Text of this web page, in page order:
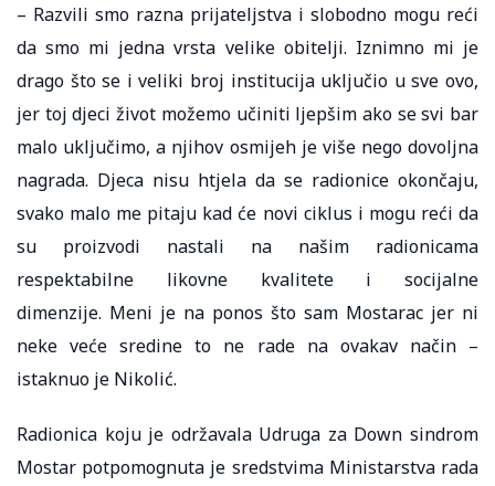
– Razvili smo razna prijateljstva i slobodno mogu reći
da smo mi jedna vrsta velike obitelji. Iznimno mi je
drago što se i veliki broj institucija uključio u sve ovo,
jer toj djeci život možemo učiniti ljepšim ako se svi bar
malo uključimo, a njihov osmijeh je više nego dovoljna
nagrada. Djeca nisu htjela da se radionice okončaju,
svako malo me pitaju kad će novi ciklus i mogu reći da
su proizvodi nastali na našim radionicama
respektabilne likovne kvalitete i socijalne
dimenzije. Meni je na ponos što sam Mostarac jer ni
neke veće sredine to ne rade na ovakav način –
istaknuo je Nikolić.
Radionica koju je održavala Udruga za Down sindrom
Mostar potpomognuta je sredstvima Ministarstva rada